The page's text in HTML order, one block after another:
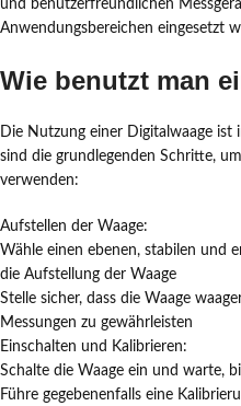
und benutzerfreundlichen
Anwendungsbereichen eingesetzt
Wie benutzt man
Die Nutzung einer Digitalwaage
sind die grundlegenden Schritte,
verwenden:
Aufstellen der Waage:
Wähle einen ebenen, stabilen und
die Aufstellung der Waage
Stelle sicher, dass die Waage
Messungen zu gewährleisten
Einschalten und Kalibrieren:
Schalte die Waage ein und warte,
Führe gegebenenfalls eine